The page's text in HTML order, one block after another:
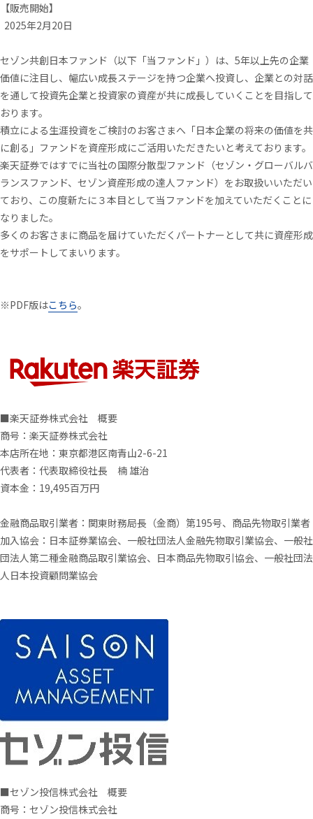
【販売開始】
2025年2月20日
セゾン共創日本ファンド（以下「当ファンド」）は、5年以上先の企業
価値に注目し、幅広い成長ステージを持つ企業へ投資し、企業との対話
を通して投資先企業と投資家の資産が共に成長していくことを目指して
おります。
積立による生涯投資をご検討のお客さまへ「日本企業の将来の価値を共
に創る」ファンドを資産形成にご活用いただきたいと考えております。
楽天証券ではすでに当社の国際分散型ファンド（セゾン・グローバルバ
ランスファンド、セゾン資産形成の達人ファンド）をお取扱いいただい
ており、この度新たに３本目として当ファンドを加えていただくことに
なりました。
多くのお客さまに商品を届けていただくパートナーとして共に資産形成
をサポートしてまいります。
※PDF版はこちら。
■楽天証券株式会社 概要
商号：楽天証券株式会社
本店所在地：東京都港区南青山2-6-21
代表者：代表取締役社長 楠 雄治
資本金：19,495百万円
金融商品取引業者：関東財務局長（金商）第195号、商品先物取引業者
加入協会：日本証券業協会、一般社団法人金融先物取引業協会、一般社
団法人第二種金融商品取引業協会、日本商品先物取引協会、一般社団法
人日本投資顧問業協会
■セゾン投信株式会社 概要
商号：セゾン投信株式会社